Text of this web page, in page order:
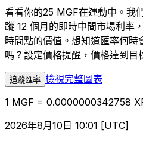
看看你的25 MGF在運動中。我
蹤 12 個月的即時中間市場利率
時間點的價值。想知道匯率何
嗎？設定價格提醒，價格達到目
追蹤匯率 檢視完整圖表
1 MGF = 0.0000000342758
2026年8月10日 10:01 [UTC]